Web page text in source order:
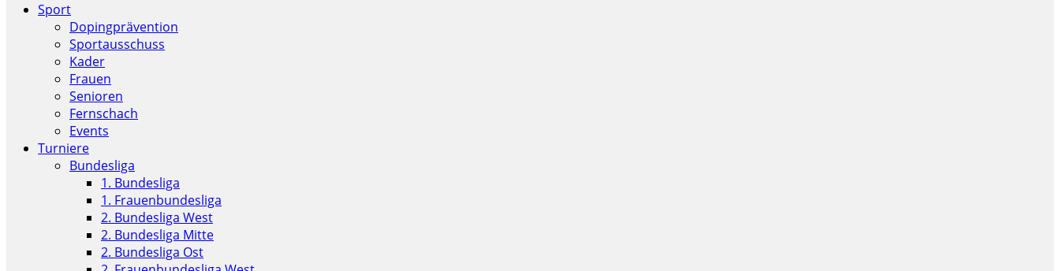
Sport
Dopingprävention
Sportausschuss
Kader
Frauen
Senioren
Fernschach
Events
Turniere
Bundesliga
1. Bundesliga
1. Frauenbundesliga
2. Bundesliga West
2. Bundesliga Mitte
2. Bundesliga Ost